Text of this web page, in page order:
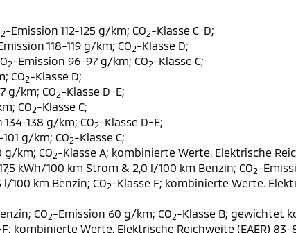
2-Emission 112-125 g/km; CO2-Klasse C-D;
118-119 g/km; CO2-Klasse D;
2-Emission 96-97 g/km; CO2-Klasse C;
CO2-Klasse D;
g/km; CO2-Klasse D-E;
CO2-Klasse C;
138 g/km; CO2-Klasse D-E;
g/km; CO2-Klasse C;
g/km; CO2-Klasse A; kombinierte Werte. Elektrische
kWh/100 km Strom & 2,0 l/100 km Benzin; CO2-
100 km Benzin; CO2-Klasse F; kombinierte Werte.
CO2-Emission 60 g/km; CO2-Klasse B; gewichtet
kombinierte Werte. Elektrische Reichweite (EAER) 83-